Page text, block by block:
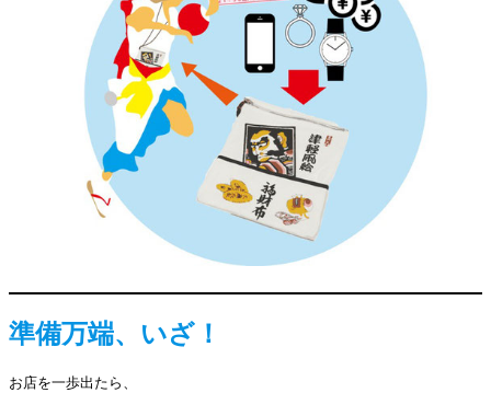
準備万端、いざ！
お店を一歩出たら、